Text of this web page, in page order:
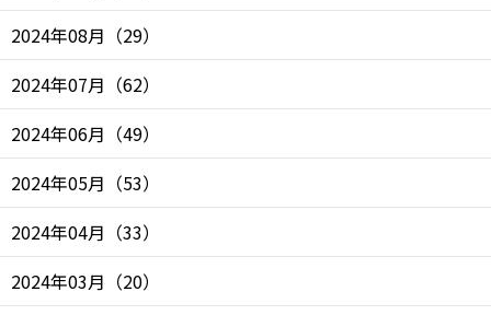
2024年08月 （29）
2024年07月 （62）
2024年06月 （49）
2024年05月 （53）
2024年04月 （33）
2024年03月 （20）